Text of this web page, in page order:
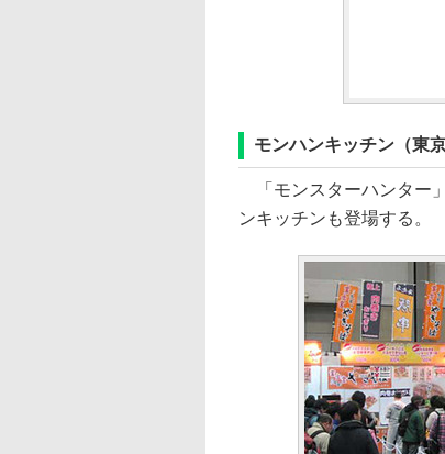
モンハンキッチン（東
「モンスターハンター
ンキッチンも登場する。